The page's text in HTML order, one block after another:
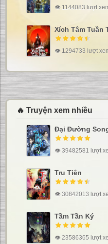
👁 1144083 lượt
Xích Tâm Tuần
👁 1294733 lượt
🔥 Truyện xem nhiều
Đại Đường
👁 39482581 lượt
Tru Tiên
👁 30842013 lượt
Tầm Tần Ký
👁 23586365 lượt